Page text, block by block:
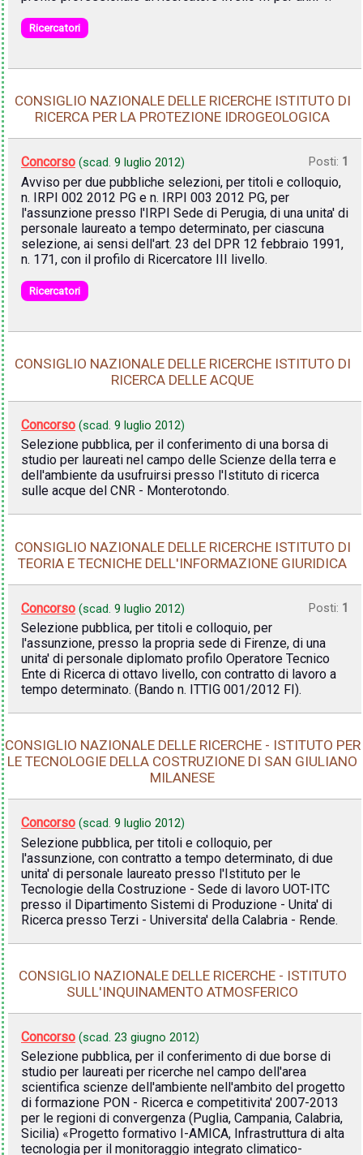
Ricercatori
CONSIGLIO NAZIONALE DELLE RICERCHE ISTITUTO DI
RICERCA PER LA PROTEZIONE IDROGEOLOGICA
Concorso (scad. 9 luglio 2012) Posti: 1
Avviso per due pubbliche selezioni, per titoli e colloquio,
n. IRPI 002 2012 PG e n. IRPI 003 2012 PG, per
l'assunzione presso l'IRPI Sede di Perugia, di una unita' di
personale laureato a tempo determinato, per ciascuna
selezione, ai sensi dell'art. 23 del DPR 12 febbraio 1991,
n. 171, con il profilo di Ricercatore III livello.
Ricercatori
CONSIGLIO NAZIONALE DELLE RICERCHE ISTITUTO DI
RICERCA DELLE ACQUE
Concorso (scad. 9 luglio 2012)
Selezione pubblica, per il conferimento di una borsa di
studio per laureati nel campo delle Scienze della terra e
dell'ambiente da usufruirsi presso l'Istituto di ricerca
sulle acque del CNR - Monterotondo.
CONSIGLIO NAZIONALE DELLE RICERCHE ISTITUTO DI
TEORIA E TECNICHE DELL'INFORMAZIONE GIURIDICA
Concorso (scad. 9 luglio 2012) Posti: 1
Selezione pubblica, per titoli e colloquio, per
l'assunzione, presso la propria sede di Firenze, di una
unita' di personale diplomato profilo Operatore Tecnico
Ente di Ricerca di ottavo livello, con contratto di lavoro a
tempo determinato. (Bando n. ITTIG 001/2012 FI).
CONSIGLIO NAZIONALE DELLE RICERCHE - ISTITUTO PER
LE TECNOLOGIE DELLA COSTRUZIONE DI SAN GIULIANO
MILANESE
Concorso (scad. 9 luglio 2012)
Selezione pubblica, per titoli e colloquio, per
l'assunzione, con contratto a tempo determinato, di due
unita' di personale laureato presso l'Istituto per le
Tecnologie della Costruzione - Sede di lavoro UOT-ITC
presso il Dipartimento Sistemi di Produzione - Unita' di
Ricerca presso Terzi - Universita' della Calabria - Rende.
CONSIGLIO NAZIONALE DELLE RICERCHE - ISTITUTO
SULL'INQUINAMENTO ATMOSFERICO
Concorso (scad. 23 giugno 2012)
Selezione pubblica, per il conferimento di due borse di
studio per laureati per ricerche nel campo dell'area
scientifica scienze dell'ambiente nell'ambito del progetto
di formazione PON - Ricerca e competitivita' 2007-2013
per le regioni di convergenza (Puglia, Campania, Calabria,
Sicilia) «Progetto formativo I-AMICA, Infrastruttura di alta
tecnologia per il monitoraggio integrato climatico-